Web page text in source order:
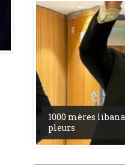
1000 mères
pleurs